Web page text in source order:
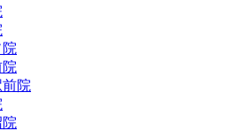
院